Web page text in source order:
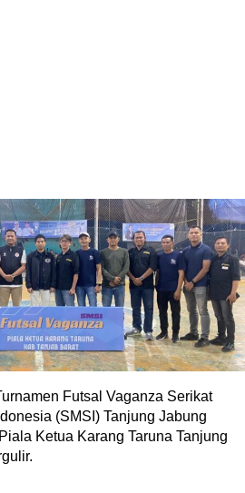
Futsal Vaganza Serikat
(SMSI) Tanjung Jabung
Ketua Karang Taruna Tanjung